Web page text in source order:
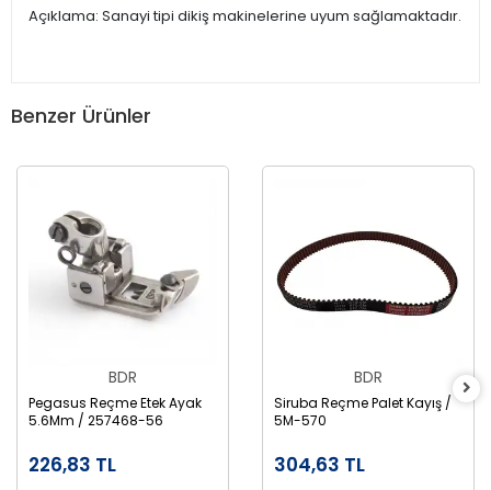
Açıklama: Sanayi tipi dikiş makinelerine uyum sağlamaktadır.
Benzer Ürünler
BDR
Pegasus Reçme Etek Ayak
5.6Mm / 257468-56
226,83 TL
BDR
Siruba Reçme Palet Kayış /
5M-570
304,63 TL